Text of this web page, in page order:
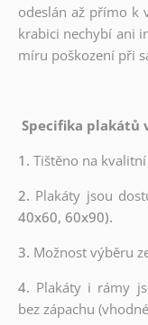
odeslán až přímo k
krabici nechybí ani
míru poškození při
Specifika plakátů
1. Tištěno na
2. Plakáty jsou
40x60, 60x90).
3. Možnost výběru
4. Plakáty i rámy
bez zápachu